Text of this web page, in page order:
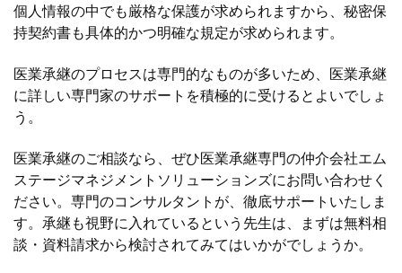
個人情報の中でも厳格な保護が求められますから、秘密保
持契約書も具体的かつ明確な規定が求められます。
医業承継のプロセスは専門的なものが多いため、医業承継
に詳しい専門家のサポートを積極的に受けるとよいでしょ
う。
医業承継のご相談なら、ぜひ医業承継専門の仲介会社エム
ステージマネジメントソリューションズにお問い合わせく
ださい。専門のコンサルタントが、徹底サポートいたしま
す。承継も視野に入れているという先生は、まずは無料相
談・資料請求から検討されてみてはいかがでしょうか。